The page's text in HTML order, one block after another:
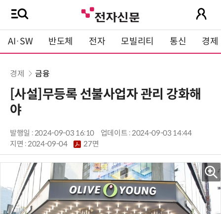
AI·SW 반도체 전자 모빌리티 통신 경제
경제 금융
[사설]무등록 선불사업자 관리 강화해
야
발행일 : 2024-09-03 16:10
업데이트 : 2024-09-03 14:44
지면 :2024-09-04 27면